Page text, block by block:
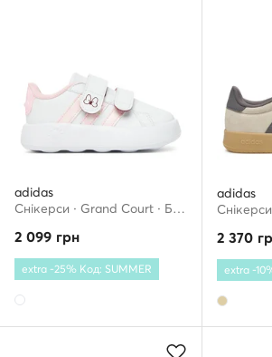
adidas
Снікерcи · Grand Court · Білий
2 099 грн
extra -25% Код: SUMMER
adidas
2 370
extra -